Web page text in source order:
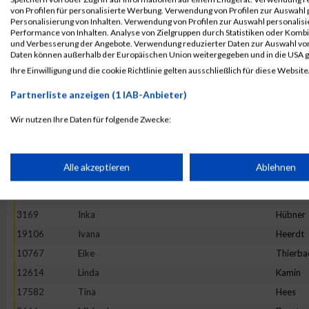
13982
Maria Ivanova
16781
Stefanie Prehm
11527
Rebecca
20265
Kinga
18782
Stephanie
10325
Ano Nym
Natalie
3169
Inka Hübner
19106
Ivana Heerdt
10767
Eike
12614
Linda Kamin
17582
Tina Hees
von Profilen für personalisierte Werbung. Verwendung von Profilen zur
Personalisierung von Inhalten. Verwendung von Profilen zur Auswahl
Performance von Inhalten. Analyse von Zielgruppen durch Statistiken oder
und Verbesserung der Angebote. Verwendung reduzierter Daten zur Auswahl
Daten können außerhalb der Europäischen Union weitergegeben und in die USA
Ihre Einwilligung und die cookie Richtlinie gelten ausschließlich für diese
Partnerliste anzeigen (1 IAB-Anbieter)
Wir nutzen Ihre Daten für folgende Zwecke:
Speichern von oder Zugriff auf Informationen auf einem
Erstellung von Profilen für personalisierte Werbung
Verwendung von Profilen zur Auswahl personalisierter Werbung
Alle akzeptieren Ablehnen